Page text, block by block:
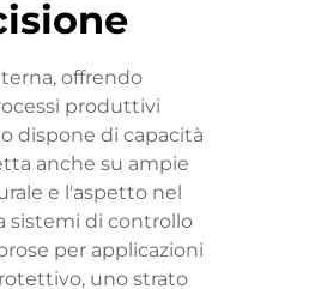
offrendo
produttivi
dispone di capacità
anche su ampie
e l'aspetto nel
sistemi di controllo
per applicazioni
uno strato